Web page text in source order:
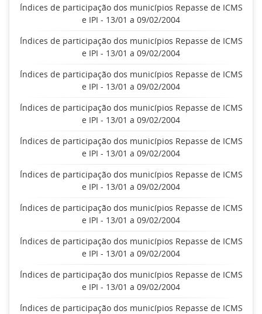
Índices de participação dos municípios Repasse de ICMS
e IPI - 13/01 a 09/02/2004
Índices de participação dos municípios Repasse de ICMS
e IPI - 13/01 a 09/02/2004
Índices de participação dos municípios Repasse de ICMS
e IPI - 13/01 a 09/02/2004
Índices de participação dos municípios Repasse de ICMS
e IPI - 13/01 a 09/02/2004
Índices de participação dos municípios Repasse de ICMS
e IPI - 13/01 a 09/02/2004
Índices de participação dos municípios Repasse de ICMS
e IPI - 13/01 a 09/02/2004
Índices de participação dos municípios Repasse de ICMS
e IPI - 13/01 a 09/02/2004
Índices de participação dos municípios Repasse de ICMS
e IPI - 13/01 a 09/02/2004
Índices de participação dos municípios Repasse de ICMS
e IPI - 13/01 a 09/02/2004
Índices de participação dos municípios Repasse de ICMS